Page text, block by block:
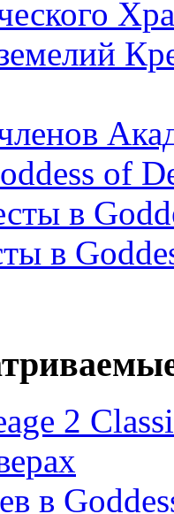
of
в
в
2
в